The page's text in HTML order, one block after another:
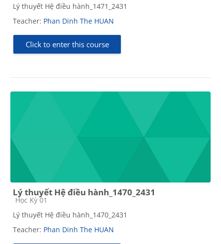
Lý thuyết Hệ điều hành_1471_2431
Teacher: Phan Dinh The HUAN
Click to enter this course
Lý thuyết Hệ điều hành_1470_2431
Course category
Học Kỳ 01
Lý thuyết Hệ điều hành_1470_2431
Teacher: Phan Dinh The HUAN